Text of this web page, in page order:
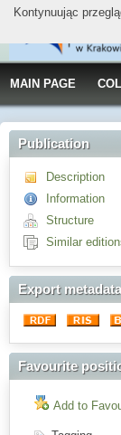
MAIN PAGE
Publication
Description
Information
Structure
Similar
Export metadata
Favourite
Add to
Kontynuując